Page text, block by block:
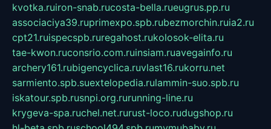
kvotka.ruiron-snab.rucosta-bella.rueugrus.pp.ru
associaciya39.ruprimexpo.spb.rubezmorchin.ruia2.ru
cpt21.ruispecspb.ruregahost.rukolosok-elita.ru
tae-kwon.ruconsrio.com.ruinsiam.ruavegainfo.ru
archery161.rubigencyclica.ruvlast16.rukorru.net
sarmiento.spb.suextelopedia.rulammin-suo.spb.ru
iskatour.spb.rusnpi.org.rurunning-line.ru
krygeva-spa.ruchel.net.rurust-loco.rudugshop.ru